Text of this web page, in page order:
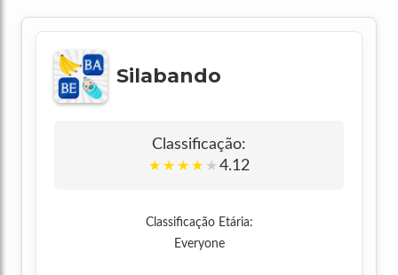
Silabando
Classificação:
★ ★ ★ ★ ★ 4.12
Classificação Etária:
Everyone